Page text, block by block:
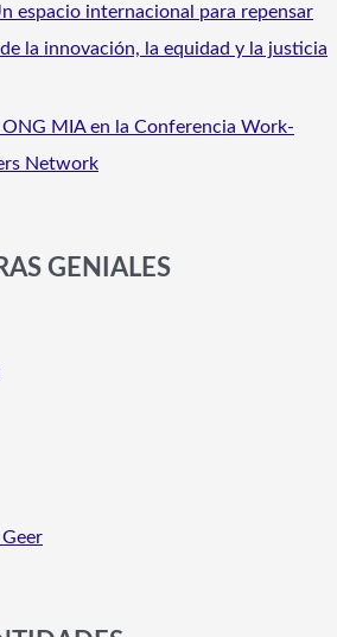
espacio internacional para repensar
la innovación, la equidad y la justicia
MIA en la Conferencia Work-
Network
GENIALES